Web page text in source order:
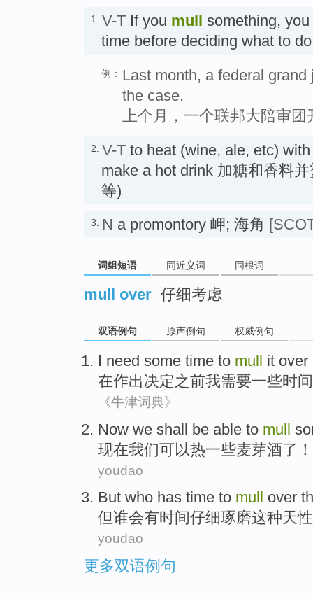
1. V-T If you mull something,
time before deciding what to
例： Last month, a federal
the case.
上个月，一个联邦大陪审
2. V-T to heat (wine, ale, etc)
make a hot drink 加糖和香料
等)
3. N a promontory 岬; 海角
词组短语 同近义词 同根词
mull over 仔细考虑
双语例句 原声例句 权威例句
I need some time to mull it over
在作出决定之前我需要一些时间
《牛津词典》
Now we shall be able to mull
现在我们可以热一些麦芽酒了 ！
youdao
But who has time to mull
over
但谁会有时间仔细琢磨这种天
youdao
更多双语例句